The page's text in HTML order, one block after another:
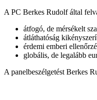
A PC Berkes Rudolf által
átfogó, de mérsékelt
átláthatóság
érdemi emberi
globális, de legalább
A panelbeszélgetést Berkes